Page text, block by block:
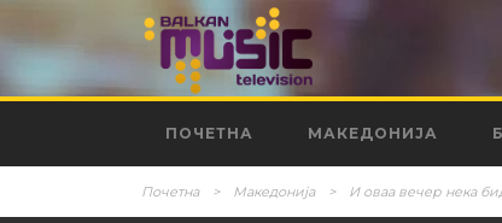
ПОЧЕТНА МАКЕДОНИЈА
Почетна > Македонија > И оваа вечер нека